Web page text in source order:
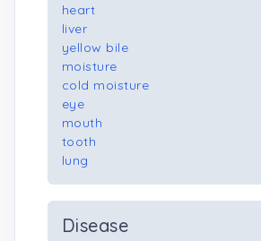
heart
liver
yellow bile
moisture
cold moisture
eye
mouth
tooth
lung
Disease